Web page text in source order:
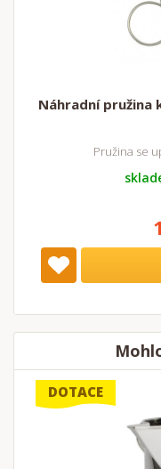
Náhradní pružina
Pružina se
DOTACE